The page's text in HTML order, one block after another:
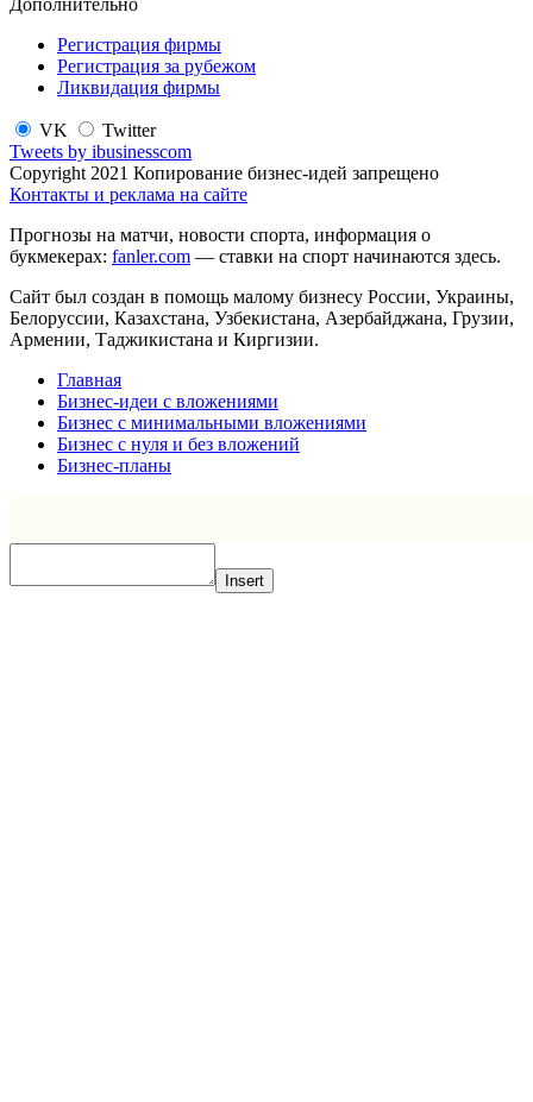
Регистрация фирмы
Регистрация за рубежом
Ликвидация фирмы
VK
Twitter
Tweets by ibusinesscom
Copyright 2021 Копирование бизнес-идей запрещено
Контакты и реклама на сайте
Прогнозы на матчи, новости спорта, информация о
букмекерах: fanler.com — ставки на спорт начинаются здесь.
Сайт был создан в помощь малому бизнесу России, Украины,
Белоруссии, Казахстана, Узбекистана, Азербайджана, Грузии,
Армении, Таджикистана и Киргизии.
Главная
Бизнес-идеи с вложениями
Бизнес с минимальными вложениями
Бизнес с нуля и без вложений
Бизнес-планы
Insert